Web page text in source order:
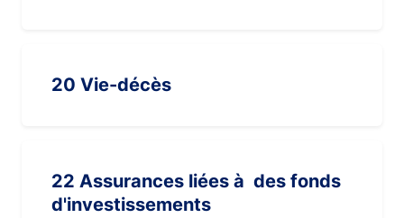
20 Vie-décès
22 Assurances liées à des fonds
d'investissements